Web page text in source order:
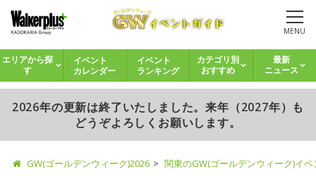
MENU
エリアから探
す
イベント
カレンダー
イベント
ランキング
カテゴリ別
おすすめ
最新
ニュース
2026年の更新は終了いたしました。来年（2027年）も
どうぞよろしくお願いします。
GW(ゴールデンウィーク)2026 関東のGW(ゴールデンウィーク)イ